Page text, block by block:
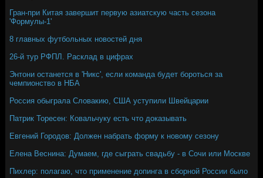
Гран-при Китая завершит первую азиатскую часть сезона
'Формулы-1'
8 главных футбольных новостей дня
26-й тур РФПЛ. Расклад в цифрах
Энтони останется в 'Никс', если команда будет бороться за
чемпионство в НБА
Россия обыграла Словакию, США уступили Швейцарии
Патрик Торесен: Ковальчуку есть что доказывать
Евгений Городов: Должен набрать форму к новому сезону
Елена Веснина: Думаем, где сыграть свадьбу - в Сочи или Москве
Пихлер: полагаю, что применение допинга в сборной России было